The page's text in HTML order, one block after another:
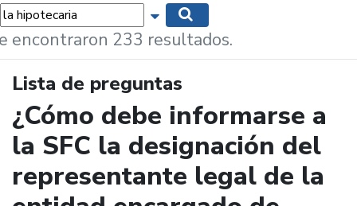
Mostrar opciones de búsqueda
encontraron 233 resultados.
Lista de preguntas
¿Cómo debe informarse a
la SFC la designación del
representante legal de la